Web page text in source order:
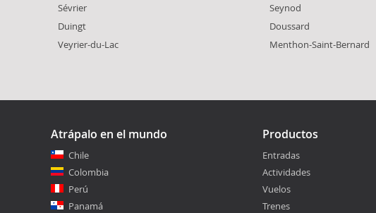
Sévrier
Duingt
Veyrier-du-Lac
Seynod
Doussard
Menthon-Saint-Bernard
Atrápalo en el mundo
Chile
Colombia
Perú
Panamá
Productos
Entradas
Actividades
Vuelos
Trenes